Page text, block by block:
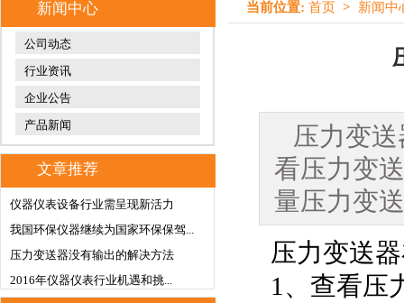
新闻中心
公司动态
行业资讯
企业公告
产品新闻
文章推荐
仪器仪表设备行业需呈现新活力
我国环保仪器继续为国家环保保驾...
压力变送器没有输出的解决方法
2016年仪器仪表行业机遇和挑...
当前位置: 首页 > 新闻中
压力变送
看压力变
量压力变
压力变送
1、查看压